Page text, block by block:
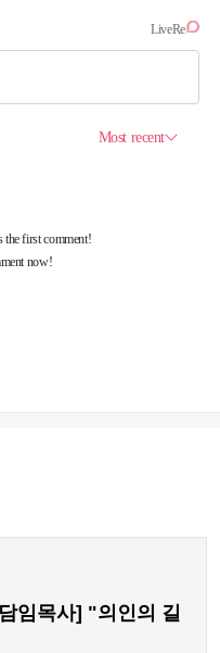
임목사] "의인의 길